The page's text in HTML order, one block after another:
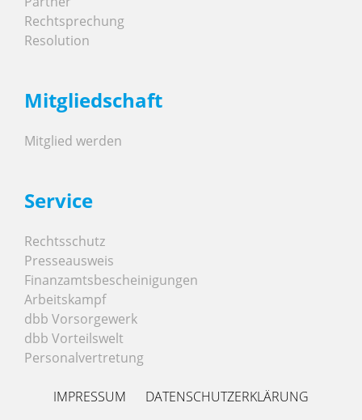
Rechtsprechung
Resolution
Mitgliedschaft
Mitglied werden
Service
Rechtsschutz
Presseausweis
Finanzamtsbescheinigungen
Arbeitskampf
dbb Vorsorgewerk
dbb Vorteilswelt
Personalvertretung
IMPRESSUM DATENSCHUTZERKLÄRUNG